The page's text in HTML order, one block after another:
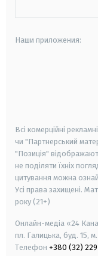
Наши приложения:
Всі комерційні
чи "Партнерський
"Позиція"
не поділяти їхніх
цитування можна
Усі права захищені.
року (21+)
Онлайн-медіа «24
пл. Галицька, буд. 15,
Телефон +380 (32)